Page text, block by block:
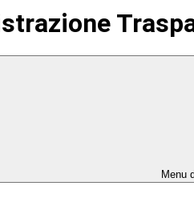
Menu